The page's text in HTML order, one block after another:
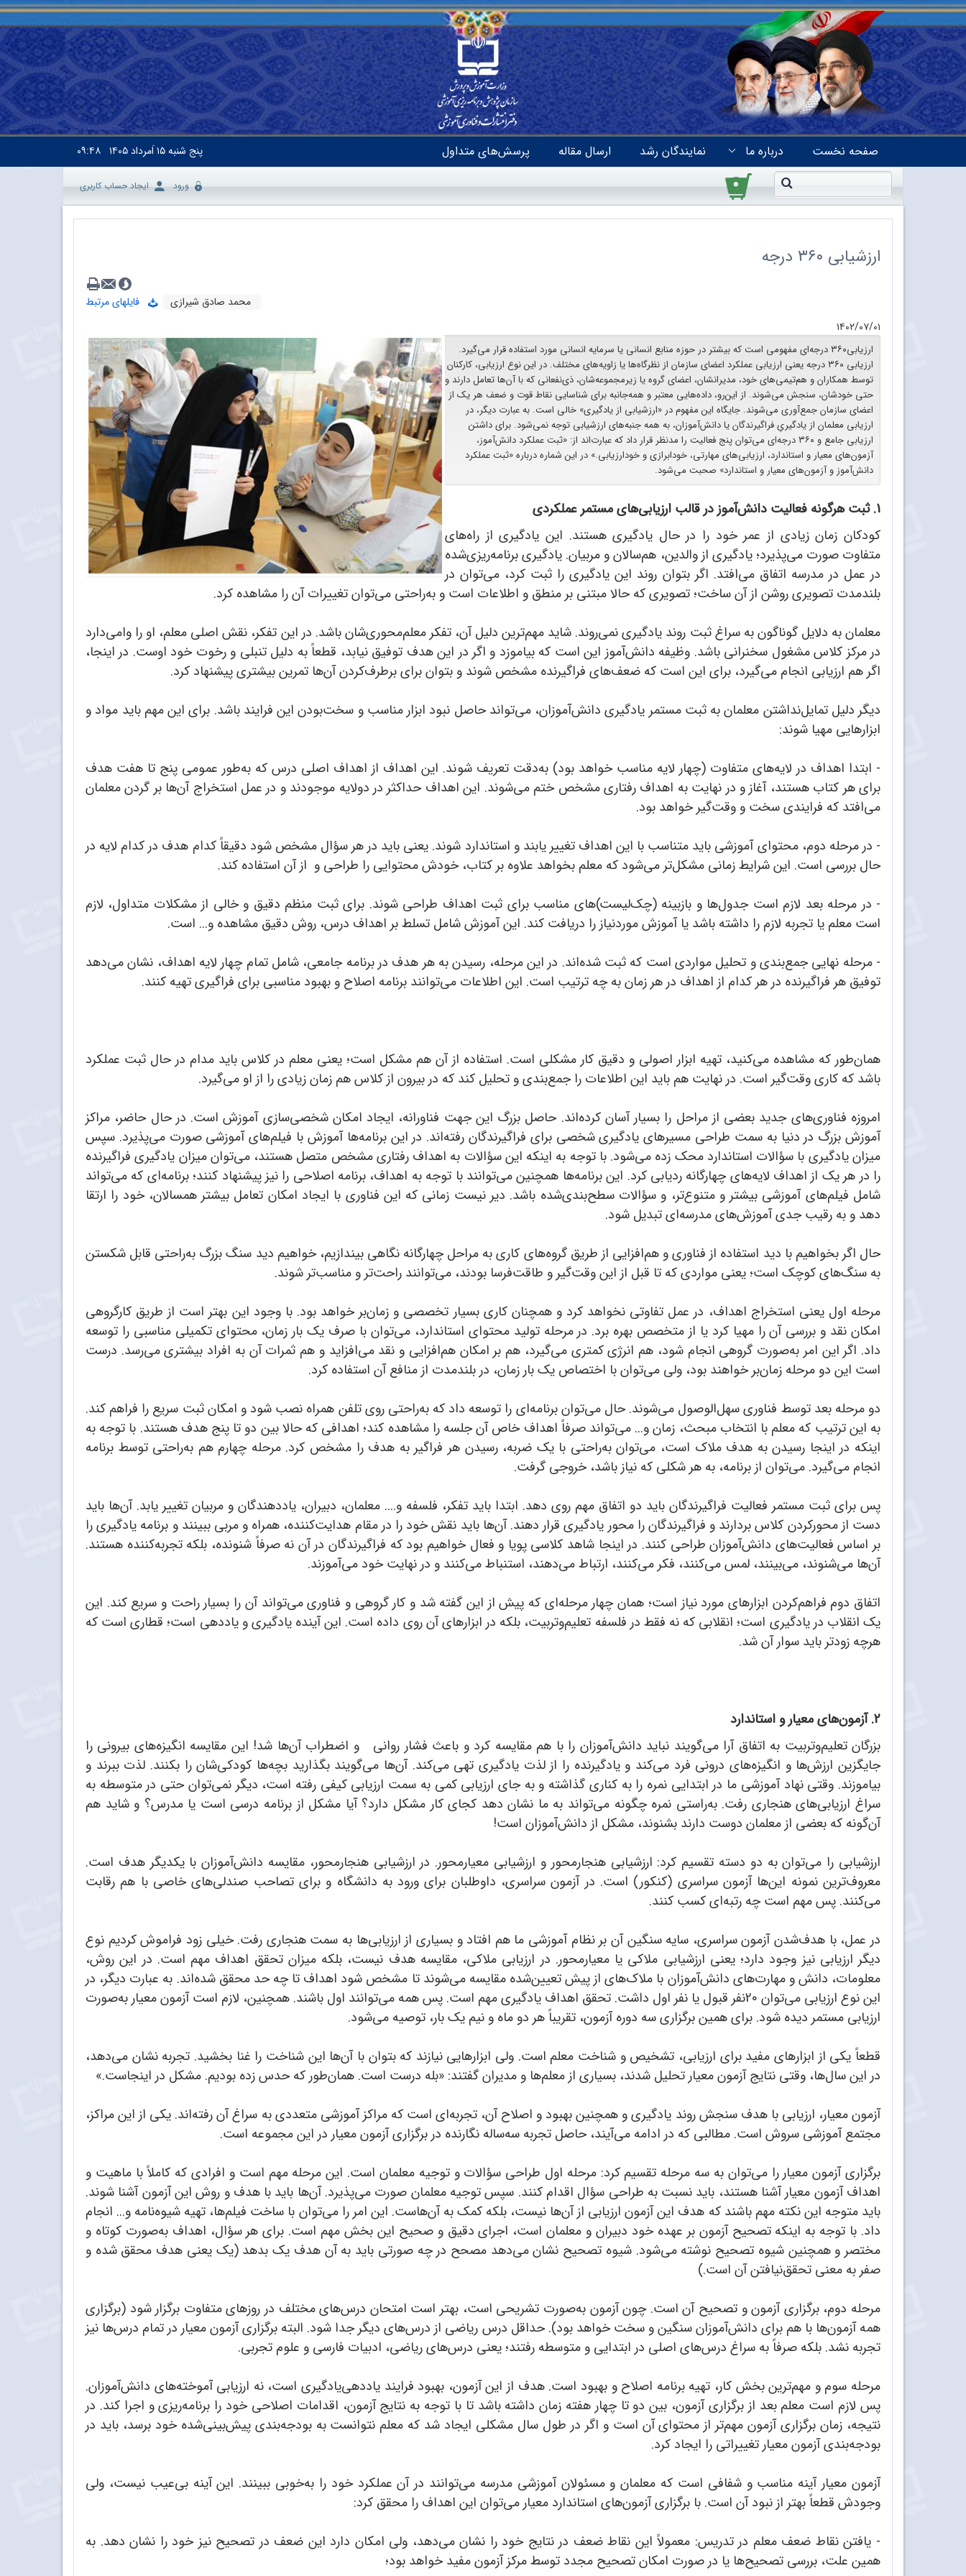
صفحه نخست درباره ما نمایندگان رشد ارسال مقاله پرسش‌های متداول پنج شنبه۱۵ اَمرداد ۱۴۰۵ ۰۹:۴۸
۰ ورود ایجاد حساب کاربری
ارزشیابی ۳۶٠ درجه
محمد صادق شیرازی
فایلهای مرتبط
۱۴۰۲/۰۷/۰۱
ارزیابی۳۶٠ درجه‌ای مفهومی است که بیشتر در حوزه منابع انسانی یا سرمایه انسانی مورد استفاده قرار می‌گیرد.
ارزیابی ۳۶٠ درجه یعنی ارزیابی عملکرد اعضای سازمان از نظر‌گاه‌ها یا زاویه‌های مختلف. در این نوع ارزیابی، کارکنان
توسط همکاران و هم‌تیمی‌های خود، مدیرانشان، اعضای گروه یا زیرمجموعه‌شان، ذی‌نفعانی که با آن‌ها تعامل دارند و
حتی خودشان، سنجش می‌شوند. از این‌رو، داده‌هایی معتبر و همه‌جانبه برای شناسایی نقاط قوت و ضعف هر یک از
اعضای سازمان جمع‌آوری می‌شوند. جایگاه این مفهوم در «ارزشیابی از یادگیری» خالی است. به عبارت دیگر، در
ارزیابی معلمان از یادگیریِ فراگیرندگان یا دانش‌آموزان، به همه جنبه‌های ارزشیابی توجه نمی‌شود. برای داشتن
ارزیابی جامع و ۳۶٠ درجه‌ای می‌توان پنج فعالیت را مدنظر قرار داد که عبارت‌اند از: «ثبت عملکرد دانش‌آموز،
آزمون‌های معیار و استاندارد، ارزیابی‌های مهارتی، خودابرازی و خودارزیابی.» در این شماره درباره «ثبت عملکرد
دانش‌آموز و آزمون‌های معیار و استاندارد» صحبت می‌شود.
1. ثبت هرگونه فعالیت دانش‌آموز در قالب ارزیابی‌های مستمر عملکردی
کودکان زمان زیادی از عمر خود را در حال یادگیری هستند. این یادگیری از راه‌های
متفاوت صورت می‌پذیرد؛ یادگیری از والدین، هم‌سالان و مربیان. یادگیری برنامه‌ریزی‌شده
در عمل در مدرسه اتفاق می‌افتد. اگر بتوان روند این یادگیری را ثبت کرد، می‌توان در
بلندمدت تصویری روشن از آن ساخت؛ تصویری که حالا مبتنی بر منطق و اطلاعات است و به‌راحتی می‌توان تغییرات آن را مشاهده کرد.
معلمان به دلایل گوناگون به سراغ ثبت روند یادگیری نمی‌روند. شاید مهم‌ترین دلیل آن، تفکر معلم‌محوری‌شان باشد. در این تفکر، نقش اصلی معلم، او را وامی‌دارد
در مرکز کلاس مشغول سخنرانی باشد. وظیفه دانش‌آموز این است که بیاموزد و اگر در این هدف توفیق نیابد، قطعاً به دلیل تنبلی و رخوت خود اوست. در اینجا،
اگر هم ارزیابی انجام می‌گیرد، برای این است که ضعف‌های فراگیرنده مشخص شوند و بتوان برای برطرف‌کردن آن‌ها تمرین بیشتری پیشنهاد کرد.
دیگر دلیل تمایل‌نداشتن معلمان به ثبت مستمر یادگیری دانش‌آموزان، می‌تواند حاصل نبود ابزار مناسب و سخت‌بودن این فرایند باشد. برای این مهم باید مواد و
ابزارهایی مهیا شوند:
- ابتدا اهداف در لایه‌های متفاوت (چهار لایه مناسب خواهد بود) به‌دقت تعریف شوند. این اهداف از اهداف اصلی درس که به‌طور عمومی پنج تا هفت هدف
برای هر کتاب هستند، آغاز و در نهایت به اهداف رفتاری مشخص ختم می‌شوند. این اهداف حداکثر در دولایه موجودند و در عمل استخراج آن‌ها بر گردن معلمان
می‌افتد که فرایندی سخت و وقت‌گیر خواهد بود.
- در مرحله دوم، محتوای آموزشی باید متناسب با این اهداف تغییر یابند و استاندارد شوند. یعنی باید در هر سؤال مشخص شود دقیقاً کدام هدف در کدام لایه در
حال بررسی است. این شرایط زمانی مشکل‌تر می‌شود که معلم بخواهد علاوه بر کتاب، خودش محتوایی را طراحی و از آن استفاده کند.
- در مرحله بعد لازم است جدول‌ها و بازبینه (چک‌لیست)‌های مناسب برای ثبت اهداف طراحی شوند. برای ثبت منظم دقیق و خالی از مشکلات متداول، لازم
است معلم یا تجربه لازم را داشته باشد یا آموزش موردنیاز را دریافت کند. این آموزش شامل تسلط بر اهداف درس، روش دقیق مشاهده و... است.
- مرحله نهایی جمع‌بندی و تحلیل مواردی است که ثبت شده‌اند. در این مرحله، رسیدن به هر هدف در برنامه جامعی، شامل تمام چهار لایه اهداف، نشان می‌دهد
توفیق هر فراگیرنده در هر کدام از اهداف در هر زمان به چه ترتیب است. این اطلاعات می‌توانند برنامه اصلاح و بهبود مناسبی برای فراگیری تهیه کنند.
همان‌طور که مشاهده می‌‌کنید، تهیه ابزار اصولی و دقیق کار مشکلی است. استفاده از آن هم مشکل است؛ یعنی معلم در کلاس باید مدام در حال ثبت عملکرد
باشد که کاری وقت‌گیر است. در نهایت هم باید این اطلاعات را جمع‌بندی و تحلیل کند که در بیرون از کلاس هم زمان زیادی را از او می‌گیرد.
امروزه فناوری‌های جدید بعضی از مراحل را بسیار آسان کرده‌اند. حاصل بزرگ این جهت فناورانه، ایجاد امکان شخصی‌سازی آموزش است. در حال حاضر، مراکز
آموزش بزرگ در دنیا به سمت طراحی مسیرهای یادگیری شخصی برای فراگیرندگان رفته‌اند. در این برنامه‌ها آموزش با فیلم‌های آموزشی صورت می‌پذیرد. سپس
میزان یادگیری با سؤالات استاندارد محک زده می‌شود. با توجه به اینکه این سؤالات به اهداف رفتاری مشخص متصل هستند، می‌توان میزان یادگیری فراگیرنده
را در هر یک از اهداف لایه‌های چهارگانه ردیابی کرد. این برنامه‌ها همچنین می‌توانند با توجه به اهداف، برنامه اصلاحی را نیز پیشنهاد کنند؛ برنامه‌ای که می‌تواند
شامل فیلم‌های آموزشی بیشتر و متنوع‌تر، و سؤالات سطح‌بندی‌شده باشد. دیر نیست زمانی که این فناوری با ایجاد امکان تعامل بیشتر همسالان، خود را ارتقا
دهد و به رقیب جدی آموزش‌های مدرسه‌ای تبدیل شود.
حال اگر بخواهیم با دید استفاده از فناوری و هم‌افزایی از طریق گروه‌های کاری به مراحل چهارگانه نگاهی بیندازیم، خواهیم دید سنگ بزرگ به‌راحتی قابل شکستن
به سنگ‌های کوچک است؛ یعنی مواردی که تا قبل از این وقت‌گیر و طاقت‌فرسا بودند، می‌توانند راحت‌تر و مناسب‌تر شوند.
مرحله اول یعنی استخراج اهداف، در عمل تفاوتی نخواهد کرد و همچنان کاری بسیار تخصصی و زمان‌بر خواهد بود. با وجود این بهتر است از طریق کارگروهی
امکان نقد و بررسی آن را مهیا کرد یا از متخصص بهره برد. در مرحله تولید محتوای استاندارد، می‌توان با صرف یک بار زمان، محتوای تکمیلی مناسبی را توسعه
داد. اگر این امر به‌صورت گروهی انجام شود، هم انرژی کمتری می‌گیرد، هم بر امکان هم‌افزایی و نقد می‌افزاید و هم ثمرات آن به افراد بیشتری می‌رسد. درست
است این دو مرحله زمان‌بر خواهند بود، ولی می‌توان با اختصاص یک بار زمان، در بلندمدت از منافع آن استفاده کرد.
دو مرحله بعد توسط فناوری سهل‌الوصول می‌‌شوند. حال می‌توان برنامه‌ای را توسعه داد که به‌راحتی روی تلفن همراه نصب شود و امکان ثبت سریع را فراهم کند.
به این ترتیب که معلم با انتخاب مبحث، زمان و... می‌تواند صرفاً اهداف خاص آن جلسه را مشاهده کند؛ اهدافی که حالا بین دو تا پنج هدف هستند. با توجه به
اینکه در اینجا رسیدن به هدف ملاک است، می‌توان به‌راحتی با یک ضربه، رسیدن هر فراگیر به هدف را مشخص کرد. مرحله چهارم هم به‌راحتی توسط برنامه
انجام می‌گیرد. می‌توان از برنامه، به هر شکلی که نیاز باشد، خروجی گرفت.
پس برای ثبت مستمر فعالیت فراگیرندگان باید دو اتفاق مهم روی دهد. ابتدا باید تفکر، فلسفه و.... معلمان، دبیران، یاددهندگان و مربیان تغییر یابد. آن‌ها باید
دست از محورکردن کلاس بردارند و فراگیرندگان را محور یادگیری قرار دهند. آن‌ها باید نقش خود را در مقام هدایت‌کننده، همراه و مربی ببینند و برنامه یادگیری را
بر اساس فعالیت‌های دانش‌آموزان طراحی کنند. در اینجا شاهد کلاسی پویا و فعال خواهیم بود که فراگیرندگان در آن نه صرفاً شنونده، بلکه تجربه‌کننده هستند.
آن‌ها می‌شنوند، می‌بینند، لمس می‌‌کنند، فکر می‌کنند، ارتباط می‌دهند، استنباط می‌کنند و در نهایت خود می‌آموزند.
اتفاق دوم فراهم‌کردن ابزارهای مورد نیاز است؛ همان چهار مرحله‌ای که پیش از این گفته شد و کار گروهی و فناوری می‌تواند آن را بسیار راحت و سریع کند. این
یک انقلاب در یادگیری است؛ انقلابی که نه فقط در فلسفه تعلیم‌و‌تربیت، بلکه در ابزارهای آن روی داده است. این آینده یادگیری و یاددهی است؛ قطاری است که
هرچه زودتر باید سوار آن شد.
2. آزمون‌های معیار و استاندارد
بزرگان تعلیم‌و‌تربیت به اتفاق آرا می‌گویند نباید دانش‌آموزان را با هم مقایسه کرد و باعث فشار روانی و اضطراب آن‌ها شد! این مقایسه انگیزه‌های بیرونی را
جایگزین ارزش‌ها و انگیزه‌های درونی فرد می‌کند و یادگیرنده را از لذت یادگیری تهی می‌کند. آن‌ها می‌گویند بگذارید بچه‌ها کودکی‌شان را بکنند. لذت ببرند و
بیاموزند. وقتی نهاد آموزشی ما در ابتدایی نمره را به کناری گذاشته و به جای ارزیابی کمی به سمت ارزیابی کیفی رفته است، دیگر نمی‌توان حتی در متوسطه به
سراغ ارزیابی‌های هنجاری رفت. به‌راستی نمره چگونه می‌تواند به ما نشان دهد کجای کار مشکل دارد؟ آیا مشکل از برنامه درسی است یا مدرس؟ و شاید هم
آن‌گونه که بعضی از معلمان دوست دارند بشنوند، مشکل از دانش‌آموزان است!
ارزشیابی را می‌توان به دو دسته تقسیم کرد: ارزشیابی هنجارمحور و ارزشیابی معیارمحور. در ارزشیابی‌ هنجارمحور، مقایسه دانش‌آموزان با یکدیگر هدف است.
معروف‌ترین نمونه این‌ها آزمون سراسری (کنکور) است. در آزمون سراسری، داوطلبان برای ورود به دانشگاه و برای تصاحب صندلی‌های خاصی با هم رقابت
می‌کنند. پس مهم است چه رتبه‌ای کسب کنند.
در عمل، با هدف‌شدن آزمون سراسری، سایه سنگین آن بر نظام آموزشی ما هم افتاد و بسیاری از ارزیابی‌ها به سمت هنجاری رفت. خیلی زود فراموش کردیم نوع
دیگر ارزیابی نیز وجود دارد؛ یعنی ارزشیابی ملاکی یا معیار‌محور. در ارزیابی ملاکی، مقایسه هدف نیست، بلکه میزان تحقق اهداف مهم است. در این روش،
معلومات، دانش و مهارت‌های دانش‌آموزان با ملاک‌های از پیش تعیین‌شده مقایسه می‌شوند تا مشخص شود اهداف تا چه حد محقق شده‌اند. به عبارت دیگر، در
این نوع ارزیابی می‌توان 2٠نفر قبول یا نفر اول داشت. تحقق اهداف یادگیری مهم است. پس همه می‌توانند اول باشند. همچنین، لازم است آزمون معیار به‌صورت
ارزیابی مستمر دیده شود. برای همین برگزاری سه دوره آزمون، تقریباً هر دو ماه و نیم یک بار، توصیه می‌شود.
قطعاً یکی از ابزارهای مفید برای ارزیابی، تشخیص و شناخت معلم است. ولی ابزارهایی نیازند که بتوان با آن‌ها این شناخت را غنا بخشید. تجربه نشان می‌دهد،
در این سال‌ها، وقتی نتایج آزمون معیار تحلیل شدند، بسیاری از معلم‌ها و مدیران گفتند: «بله درست است. همان‌طور که حدس زده بودیم. مشکل در اینجاست.»
آزمون معیار، ارزیابی با هدف سنجش روند یادگیری و همچنین بهبود و اصلاح آن، تجربه‌ای است که مراکز آموزشی متعددی به سراغ آن رفته‌اند. یکی از این مراکز،
مجتمع آموزشی سروش است. مطالبی که در ادامه می‌آیند، حاصل تجربه سه‌ساله نگارنده در برگزاری آزمون معیار در این مجموعه است.
برگزاری آزمون معیار را می‌توان به سه مرحله تقسیم کرد: مرحله اول طراحی سؤالات و توجیه معلمان است. این مرحله مهم است و افرادی که کاملاً با ماهیت و
اهداف آزمون معیار آشنا هستند، باید نسبت به طراحی سؤال اقدام کنند. سپس توجیه معلمان صورت می‌پذیرد. آن‌ها باید با هدف و روش این آزمون آشنا شوند.
باید متوجه این نکته مهم باشند که هدف این آزمون ارزیابی از آن‌ها نیست، بلکه کمک به آن‌هاست. این امر را می‌توان با ساخت فیلم‌ها، تهیه شیوه‌نامه و... انجام
داد. با توجه به اینکه تصحیح آزمون بر عهده خود دبیران و معلمان است، اجرای دقیق و صحیح این بخش مهم است. برای هر سؤال، اهداف به‌صورت کوتاه و
مختصر و همچنین شیوه تصحیح نوشته می‌شود. شیوه تصحیح نشان می‌دهد مصحح در چه صورتی باید به آن هدف یک بدهد (یک یعنی هدف محقق شده و
صفر به معنی تحقق‌نیافتن آن است.)
مرحله دوم، برگزاری آزمون و تصحیح آن است. چون آزمون به‌صورت تشریحی است، بهتر است امتحان درس‌های مختلف در روزهای متفاوت برگزار شود (برگزاری
همه آزمون‌ها با هم برای دانش‌آموزان سنگین و سخت خواهد بود). حداقل درس ریاضی از درس‌های دیگر جدا شود. البته برگزاری آزمون معیار در تمام درس‌ها نیز
تجربه نشد. بلکه صرفاً به سراغ درس‌های اصلی در ابتدایی و متوسطه رفتند؛ یعنی درس‌های ریاضی، ادبیات فارسی و علوم تجربی.
مرحله سوم و مهم‌ترین بخش کار، تهیه برنامه اصلاح و بهبود است. هدف از این آزمون، بهبود فرایند یاددهی‌یادگیری است، نه ارزیابی آموخته‌های دانش‌آموزان.
پس لازم است معلم بعد از برگزاری آزمون، بین دو تا چهار هفته زمان داشته باشد تا با توجه به نتایج آزمون، اقدامات اصلاحی خود را برنامه‌ریزی و اجرا کند. در
نتیجه، زمان برگزاری آزمون مهم‌تر از محتوای آن است و اگر در طول سال مشکلی ایجاد شد که معلم نتوانست به بودجه‌بندی پیش‌بینی‌شده خود برسد، باید در
بودجه‌بندی آزمون معیار تغییراتی را ایجاد کرد.
آزمون معیار آینه مناسب و شفافی است که معلمان و مسئولان آموزشی مدرسه می‌توانند در آن عملکرد خود را به‌خوبی ببینند. این آینه بی‌عیب نیست، ولی
وجودش قطعاً بهتر از نبود آن است. با برگزاری آزمون‌های استاندارد معیار می‌توان این اهداف را محقق کرد:
- یافتن نقاط ضعف معلم در تدریس: معمولاً این نقاط ضعف در نتایج خود را نشان می‌دهد، ولی امکان دارد این ضعف در تصحیح نیز خود را نشان دهد. به
همین علت، بررسی تصحیح‌ها یا در صورت امکان تصحیح مجدد توسط مرکز آزمون مفید خواهد بود؛